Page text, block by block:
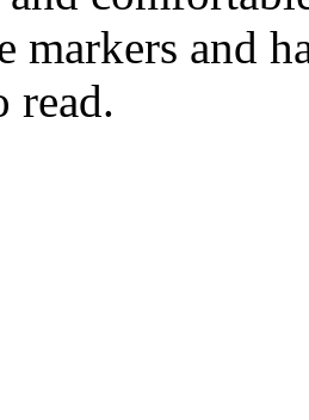
markers and
read.